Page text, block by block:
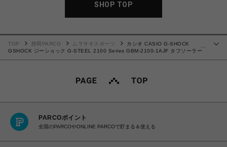
SHOP TOP
TOP 静岡PARCO ムラサキスポーツ
カシオ CASIO G-SHOCK
GSHOCK ジーショック G-STEEL 2100 Series GBM-2100-1AJF タフソーラー
PARCOポイント
全国のPARCOやONLINE PARCOで貯まる＆使える